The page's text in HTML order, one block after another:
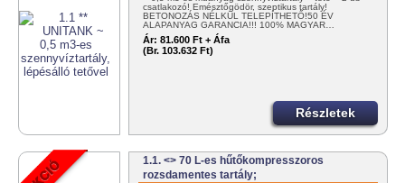
csatlakozó! Emésztőgödör, szeptikus tartály!
BETONOZÁS NÉLKÜL TELEPÍTHETŐ!50 ÉV
ALAPANYAG GARANCIA!!! 100% MAGYAR…
Ár: 81.600 Ft + Áfa
(Br. 103.632 Ft)
Részletek
1.1. <> 70 L-es hűtőkompresszoros
rozsdamentes tartály;